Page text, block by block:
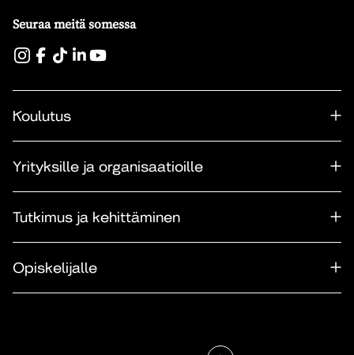
Seuraa meitä somessa
Koulutus
Yrityksille ja organisaatioille
Tutkimus ja kehittäminen
Opiskelijalle